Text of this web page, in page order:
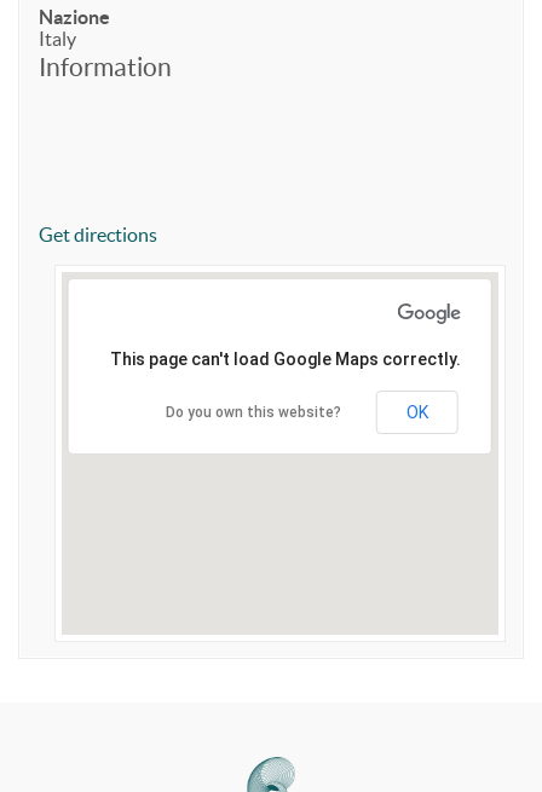
Nazione
Italy
Information
Get directions
This page can't load Google Maps correctly.
Do you own this website? OK